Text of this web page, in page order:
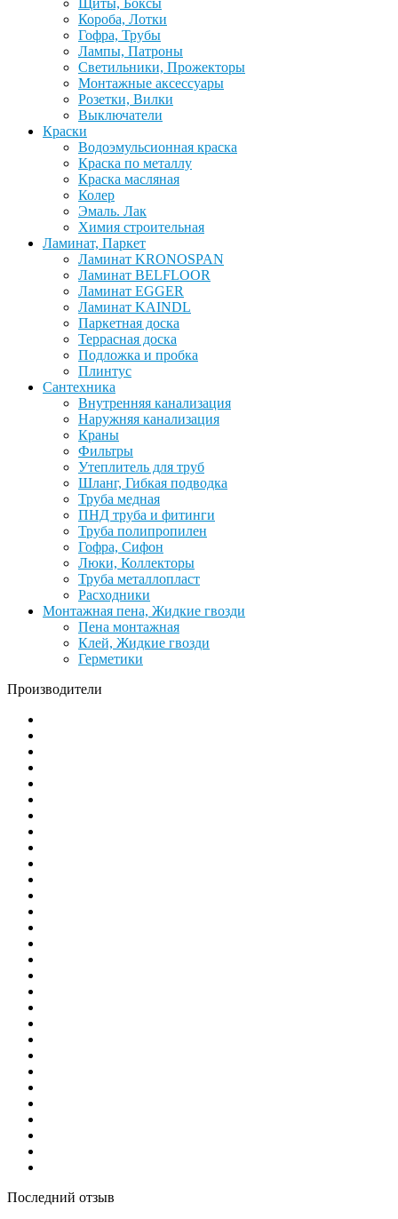
Щиты, Боксы
Короба, Лотки
Гофра, Трубы
Лампы, Патроны
Светильники, Прожекторы
Монтажные аксессуары
Розетки, Вилки
Выключатели
Краски
Водоэмульсионная краска
Краска по металлу
Краска масляная
Колер
Эмаль. Лак
Химия строительная
Ламинат, Паркет
Ламинат KRONOSPAN
Ламинат BELFLOOR
Ламинат EGGER
Ламинат KAINDL
Паркетная доска
Террасная доска
Подложка и пробка
Плинтус
Сантехника
Внутренняя канализация
Наружняя канализация
Краны
Фильтры
Утеплитель для труб
Шланг, Гибкая подводка
Труба медная
ПНД труба и фитинги
Труба полипропилен
Гофра, Сифон
Люки, Коллекторы
Труба металлопласт
Расходники
Монтажная пена, Жидкие гвозди
Пена монтажная
Клей, Жидкие гвозди
Герметики
Производители
Последний отзыв